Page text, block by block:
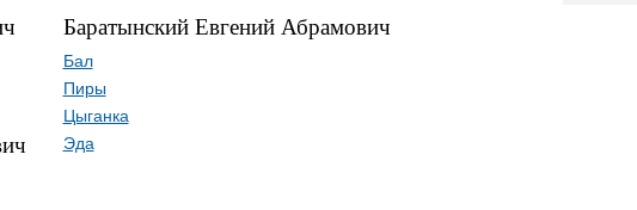
Баратынский Евгений Абрамович
Бал
Пиры
Цыганка
Эда